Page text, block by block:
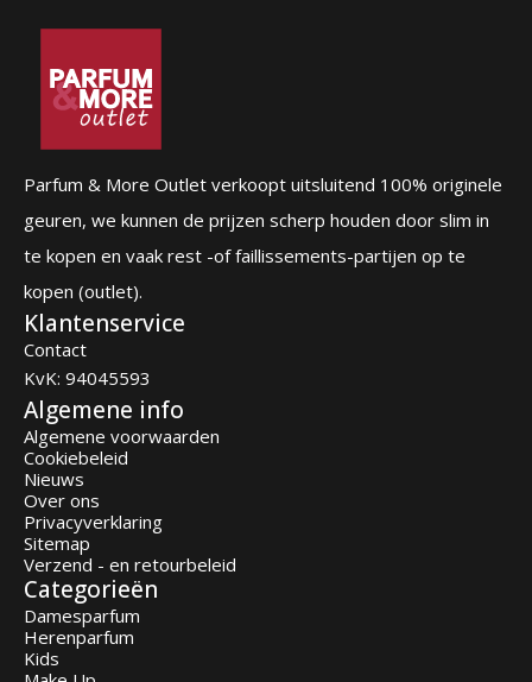
Parfum & More Outlet verkoopt uitsluitend 100% originele
geuren, we kunnen de prijzen scherp houden door slim in
te kopen en vaak rest -of faillissements-partijen op te
kopen (outlet).
Klantenservice
Contact
KvK: 94045593
Algemene info
Algemene voorwaarden
Cookiebeleid
Nieuws
Over ons
Privacyverklaring
Sitemap
Verzend - en retourbeleid
Categorieën
Damesparfum
Herenparfum
Kids